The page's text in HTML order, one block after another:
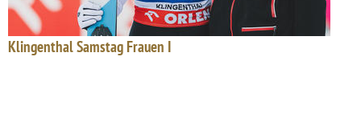
Klingenthal Samstag Frauen I